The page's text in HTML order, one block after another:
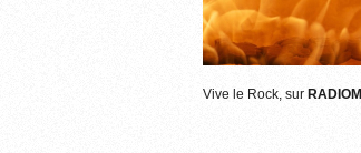
Vive le Rock, sur RADIOM